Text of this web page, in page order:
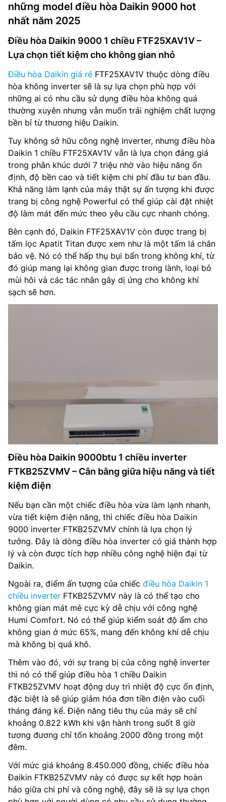
những model điều hòa Daikin 9000 hot
nhất năm 2025
Điều hòa Daikin 9000 1 chiều FTF25XAV1V –
Lựa chọn tiết kiệm cho không gian nhỏ
Điều hòa Daikin giá rẻ FTF25XAV1V thuộc dòng điều
hòa không inverter sẽ là sự lựa chọn phù hợp với
những ai có nhu cầu sử dụng điều hòa không quá
thường xuyên nhưng vẫn muốn trải nghiệm chất lượng
bền bỉ từ thương hiệu Daikin.
Tuy không sở hữu công nghệ Inverter, nhưng điều hòa
Daikin 1 chiều FTF25XAV1V vẫn là lựa chọn đáng giá
trong phân khúc dưới 7 triệu nhờ vào hiệu năng ổn
định, độ bền cao và tiết kiệm chi phí đầu tư ban đầu.
Khả năng làm lạnh của máy thật sự ấn tượng khi được
trang bị công nghệ Powerful có thể giúp cài đặt nhiệt
độ làm mát đến mức theo yêu cầu cực nhanh chóng.
Bên cạnh đó, Daikin FTF25XAV1V còn được trang bị
tấm lọc Apatit Titan được xem như là một tấm lá chắn
bảo vệ. Nó có thể hấp thụ bụi bẩn trong không khí, từ
đó giúp mang lại không gian được trong lành, loại bỏ
mùi hôi và các tác nhân gây dị ứng cho không khí
sạch sẽ hơn.
Điều hòa Daikin 9000btu 1 chiều inverter
FTKB25ZVMV – Cân bằng giữa hiệu năng và tiết
kiệm điện
Nếu bạn cần một chiếc điều hòa vừa làm lạnh nhanh,
vừa tiết kiệm điện năng, thì chiếc điều hòa Daikin
9000 inverter FTKB25ZVMV chính là lựa chọn lý
tưởng. Đây là dòng điều hòa inverter có giá thành hợp
lý và còn được tích hợp nhiều công nghệ hiện đại từ
Daikin.
Ngoài ra, điểm ấn tượng của chiếc điều hòa Daikin 1
chiều inverter FTKB25ZVMV này là có thể tạo cho
không gian mát mẻ cực kỳ dễ chịu với công nghệ
Humi Comfort. Nó có thể giúp kiểm soát độ ẩm cho
không gian ở mức 65%, mang đến không khí dễ chịu
mà không bị quá khô.
Thêm vào đó, với sự trang bị của công nghệ inverter
thì nó có thể giúp điều hòa 1 chiều Daikin
FTKB25ZVMV hoạt động duy trì nhiệt độ cực ổn định,
đặc biệt là sẽ giúp giảm hóa đơn tiền điện vào cuối
tháng đáng kể. Điện năng tiêu thụ của máy sẽ chỉ
khoảng 0.822 kWh khi vận hành trong suốt 8 giờ
tương đương chỉ tốn khoảng 2000 đồng trong một
đêm.
Với mức giá khoảng 8.450.000 đồng, chiếc điều hòa
Đaikin FTKB25ZVMV này có được sự kết hợp hoàn
hảo giữa chi phí và công nghệ, đây sẽ là sự lựa chọn